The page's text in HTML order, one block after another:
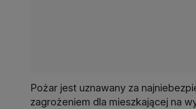
Pożar jest uznawany za
zagrożeniem dla mieszkającej na